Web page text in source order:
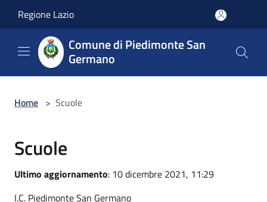
Regione Lazio
Comune di Piedimonte San
Germano
Home > Scuole
Scuole
Ultimo aggiornamento: 10 dicembre 2021, 11:29
I.C. Piedimonte San Germano